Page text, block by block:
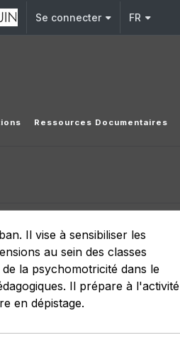
Se connecter FR
Ressources Documentaires
Il vise à sensibiliser les
au sein des classes
la psychomotricité dans le
Il prépare à l'activité
en dépistage.